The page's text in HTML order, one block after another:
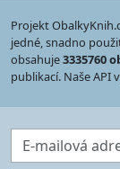
Projekt
jedné, snadno
obsahuje3335760
publikací. Naše API
E-mailová